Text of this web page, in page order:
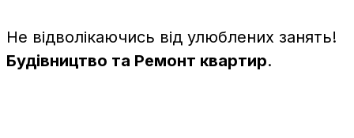
Не відволікаючись від улюблених занять!
Будівництво та Ремонт квартир.